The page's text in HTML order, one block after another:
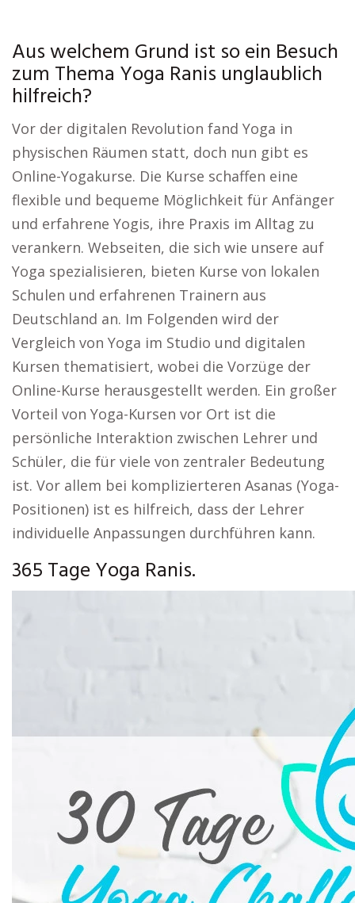
Aus welchem Grund ist so ein Besuch
zum Thema Yoga Ranis unglaublich
hilfreich?
Vor der digitalen Revolution fand Yoga in
physischen Räumen statt, doch nun gibt es
Online-Yogakurse. Die Kurse schaffen eine
flexible und bequeme Möglichkeit für Anfänger
und erfahrene Yogis, ihre Praxis im Alltag zu
verankern. Webseiten, die sich wie unsere auf
Yoga spezialisieren, bieten Kurse von lokalen
Schulen und erfahrenen Trainern aus
Deutschland an. Im Folgenden wird der
Vergleich von Yoga im Studio und digitalen
Kursen thematisiert, wobei die Vorzüge der
Online-Kurse herausgestellt werden. Ein großer
Vorteil von Yoga-Kursen vor Ort ist die
persönliche Interaktion zwischen Lehrer und
Schüler, die für viele von zentraler Bedeutung
ist. Vor allem bei komplizierteren Asanas (Yoga-
Positionen) ist es hilfreich, dass der Lehrer
individuelle Anpassungen durchführen kann.
365 Tage Yoga Ranis.